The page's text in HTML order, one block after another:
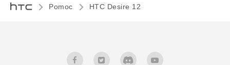
Pomoc HTC Desire 12‎